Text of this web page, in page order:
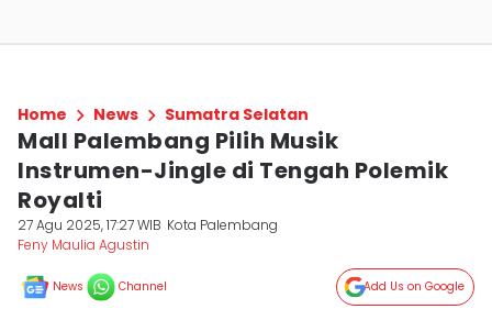
Home News Sumatra Selatan
Mall Palembang Pilih Musik
Instrumen-Jingle di Tengah Polemik
Royalti
27 Agu 2025, 17:27 WIB Kota Palembang
Feny Maulia Agustin
News Channel Add Us on Google